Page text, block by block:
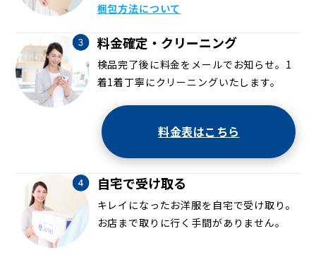
梱包方法について
料金確定・クリーニング
検品完了後に料金をメールでお知らせ。1
着1着丁寧にクリーニングいたします。
料金表はこちら
自宅で受け取る
キレイになったお洋服を自宅で受け取り。
お店まで取りに行く手間がありません。